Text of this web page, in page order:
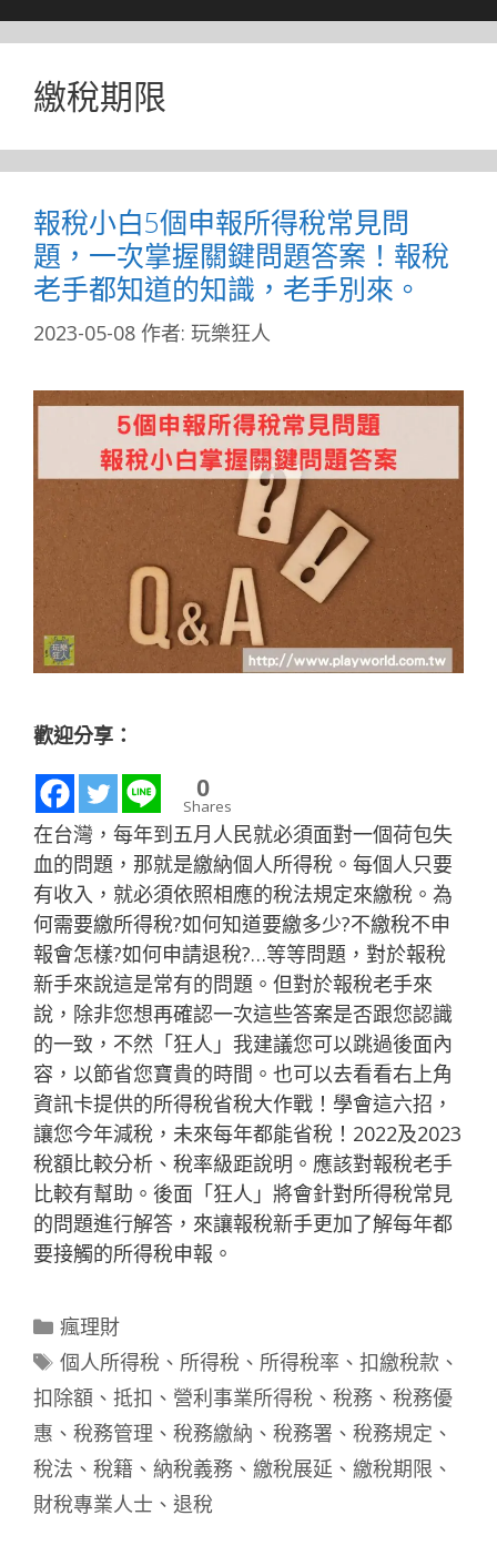
繳稅期限
報稅小白5個申報所得稅常見問
題，一次掌握關鍵問題答案！報稅
老手都知道的知識，老手別來。
2023-05-08 作者: 玩樂狂人
歡迎分享：
0
Shares
在台灣，每年到五月人民就必須面對一個荷包失
血的問題，那就是繳納個人所得稅。每個人只要
有收入，就必須依照相應的稅法規定來繳稅。為
何需要繳所得稅?如何知道要繳多少?不繳稅不申
報會怎樣?如何申請退稅?…等等問題，對於報稅
新手來說這是常有的問題。但對於報稅老手來
說，除非您想再確認一次這些答案是否跟您認識
的一致，不然「狂人」我建議您可以跳過後面內
容，以節省您寶貴的時間。也可以去看看右上角
資訊卡提供的所得稅省稅大作戰！學會這六招，
讓您今年減稅，未來每年都能省稅！2022及2023
稅額比較分析、稅率級距說明。應該對報稅老手
比較有幫助。後面「狂人」將會針對所得稅常見
的問題進行解答，來讓報稅新手更加了解每年都
要接觸的所得稅申報。
分
類
瘋理財
標
籤
個人所得稅 、 所得稅 、 所得稅率 、 扣繳稅款 、
扣除額 、 抵扣 、 營利事業所得稅 、 稅務 、 稅務優
惠 、 稅務管理 、 稅務繳納 、 稅務署 、 稅務規定 、
稅法 、 稅籍 、 納稅義務 、 繳稅展延 、 繳稅期限 、
財稅專業人士 、 退稅